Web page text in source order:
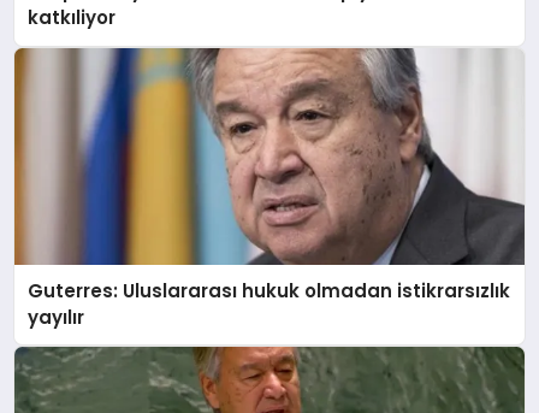
katkıliyor
Guterres: Uluslararası hukuk olmadan istikrarsızlık
yayılır